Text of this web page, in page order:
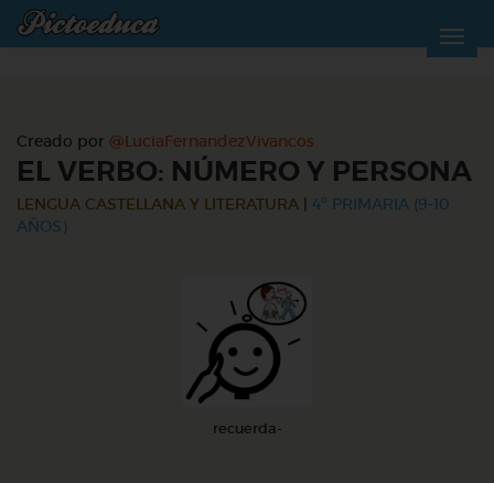
Creado por @LuciaFernandezVivancos
EL VERBO: NÚMERO Y PERSONA
LENGUA CASTELLANA Y LITERATURA
4º PRIMARIA (9-10
AÑOS)
recuerda-